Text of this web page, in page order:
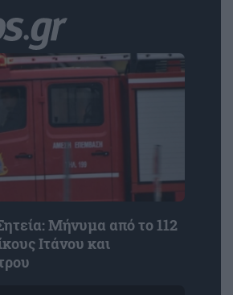
Μήνυμα από το 112
Ιτάνου και